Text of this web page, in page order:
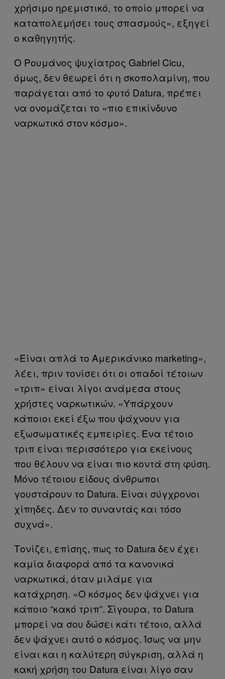
χρήσιμο ηρεμιστικό, το οποίο μπορεί να
καταπολεμήσει τους σπασμούς», εξηγεί
ο καθηγητής.
Ο Ρουμάνος ψυχίατρος Gabriel Cicu,
όμως, δεν θεωρεί ότι η σκοπολαμίνη, που
παράγεται από το φυτό Datura, πρέπει
να ονομάζεται το «πιο επικίνδυνο
ναρκωτικό στον κόσμο».
«Είναι απλά το Αμερικάνικο marketing»,
λέει, πριν τονίσει ότι οι οπαδοί τέτοιων
«τριπ» είναι λίγοι ανάμεσα στους
χρήστες ναρκωτικών. «Υπάρχουν
κάποιοι εκεί έξω που ψάχνουν για
εξωσωματικές εμπειρίες. Ένα τέτοιο
τριπ είναι περισσότερο για εκείνους
που θέλουν να είναι πιο κοντά στη φύση.
Μόνο τέτοιου είδους άνθρωποι
γουστάρουν το Datura. Είναι σύγχρονοι
χίπηδες. Δεν το συναντάς και τόσο
συχνά».
Τονίζει, επίσης, πως το Datura δεν έχει
καμία διαφορά από τα κανονικά
ναρκωτικά, όταν μιλάμε για
κατάχρηση. «Ο κόσμος δεν ψάχνει για
κάποιο “κακό τριπ”. Σίγουρα, το Datura
μπορεί να σου δώσει κάτι τέτοιο, αλλά
δεν ψάχνει αυτό ο κόσμος. Ίσως να μην
είναι και η καλύτερη σύγκριση, αλλά η
κακή χρήση του Datura είναι λίγο σαν